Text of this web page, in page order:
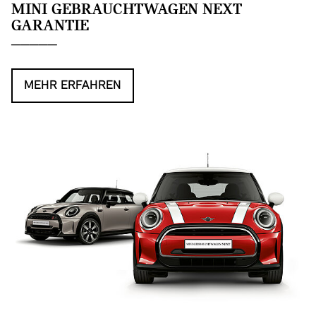
MINI GEBRAUCHTWAGEN NEXT
GARANTIE
MEHR ERFAHREN